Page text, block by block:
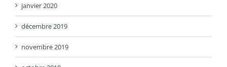
janvier 2020
décembre 2019
novembre 2019